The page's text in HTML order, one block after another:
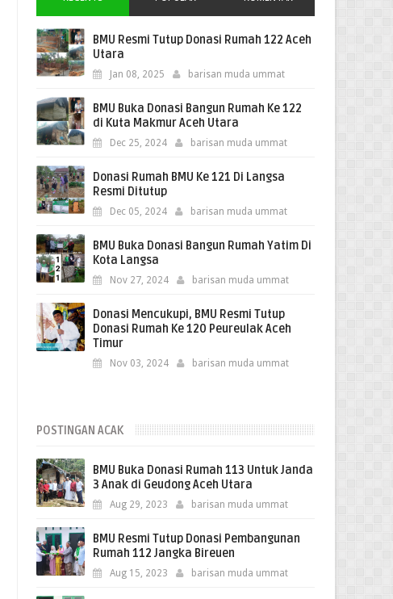
BMU Resmi Tutup Donasi Rumah 122 Aceh
Utara
Jan 08, 2025 barisan muda ummat
BMU Buka Donasi Bangun Rumah Ke 122
di Kuta Makmur Aceh Utara
Dec 25, 2024 barisan muda ummat
Donasi Rumah BMU Ke 121 Di Langsa
Resmi Ditutup
Dec 05, 2024 barisan muda ummat
BMU Buka Donasi Bangun Rumah Yatim Di
Kota Langsa
Nov 27, 2024 barisan muda ummat
Donasi Mencukupi, BMU Resmi Tutup
Donasi Rumah Ke 120 Peureulak Aceh
Timur
Nov 03, 2024 barisan muda ummat
POSTINGAN ACAK
BMU Buka Donasi Rumah 113 Untuk Janda
3 Anak di Geudong Aceh Utara
Aug 29, 2023 barisan muda ummat
BMU Resmi Tutup Donasi Pembangunan
Rumah 112 Jangka Bireuen
Aug 15, 2023 barisan muda ummat